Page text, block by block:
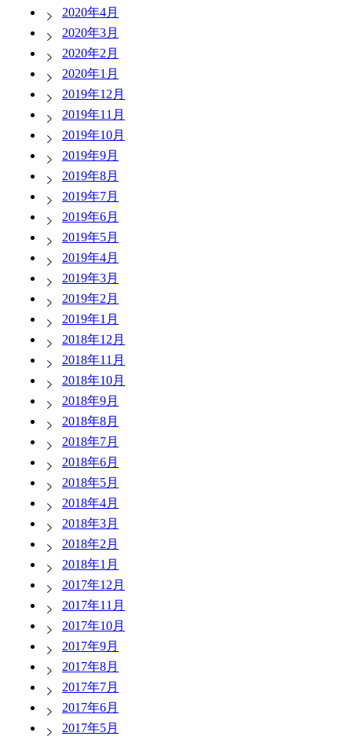
2020年4月
2020年3月
2020年2月
2020年1月
2019年12月
2019年11月
2019年10月
2019年9月
2019年8月
2019年7月
2019年6月
2019年5月
2019年4月
2019年3月
2019年2月
2019年1月
2018年12月
2018年11月
2018年10月
2018年9月
2018年8月
2018年7月
2018年6月
2018年5月
2018年4月
2018年3月
2018年2月
2018年1月
2017年12月
2017年11月
2017年10月
2017年9月
2017年8月
2017年7月
2017年6月
2017年5月